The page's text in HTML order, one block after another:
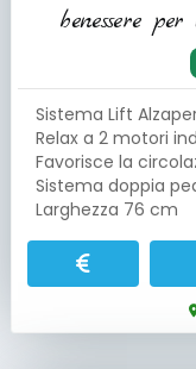
benessere
Sistema Lift
Relax a 2 motori
Favorisce la
Sistema doppia
Larghezza 76 cm